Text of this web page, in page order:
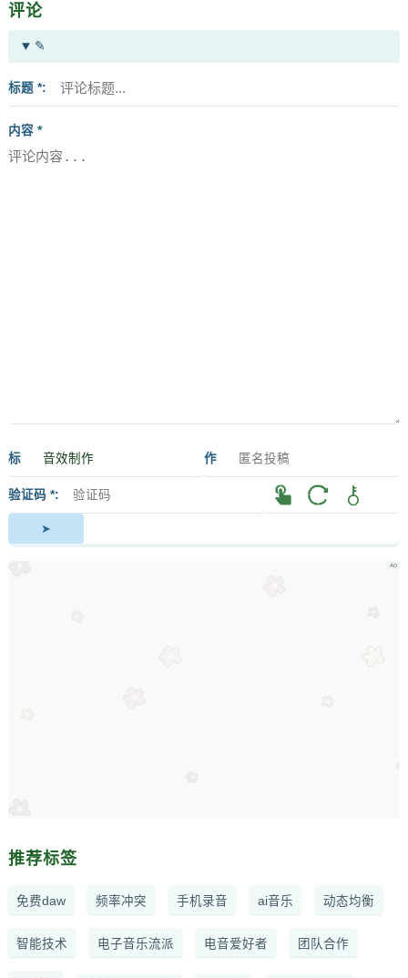
评论
✎
标题 *
内容 *
标
签
作
验证码 *
推荐标签
免费daw 频率冲突 手机录音 ai音乐 动态均衡
智能技术 电子音乐流派 电音爱好者 团队合作